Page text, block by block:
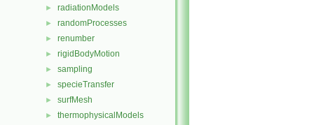
► radiationModels
► randomProcesses
► renumber
► rigidBodyMotion
► sampling
► specieTransfer
► surfMesh
► thermophysicalModels